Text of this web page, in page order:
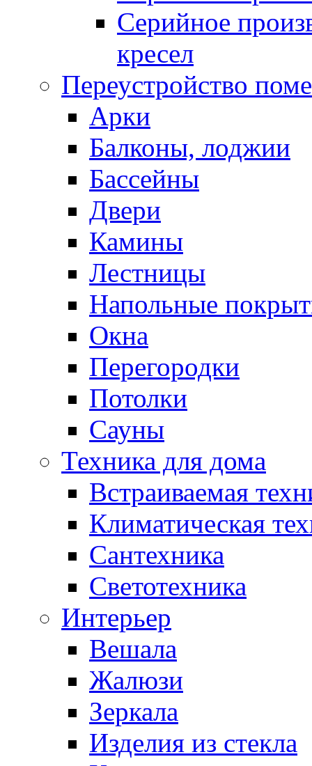
Серийное
кресел
Переустройство
Арки
Балконы, лоджии
Бассейны
Двери
Камины
Лестницы
Напольные
Окна
Перегородки
Потолки
Сауны
Техника для дома
Встраиваемая
Климатическая
Сантехника
Светотехника
Интерьер
Вешала
Жалюзи
Зеркала
Изделия из стекла